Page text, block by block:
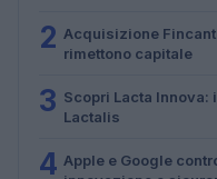
2 Acquisizione
rimettono capitale
3 Scopri Lacta
Lactalis
4 Apple e Google